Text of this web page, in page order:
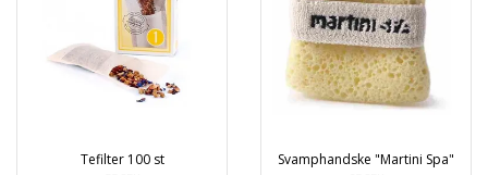
Tefilter 100 st Svamphandske "Martini Spa"